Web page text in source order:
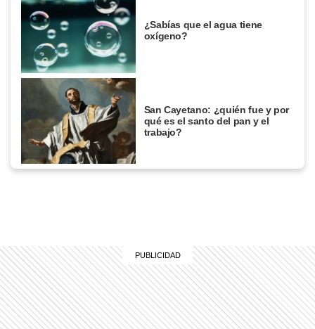
¿Sabías que el agua tiene
oxígeno?
San Cayetano: ¿quién fue y por
qué es el santo del pan y el
trabajo?